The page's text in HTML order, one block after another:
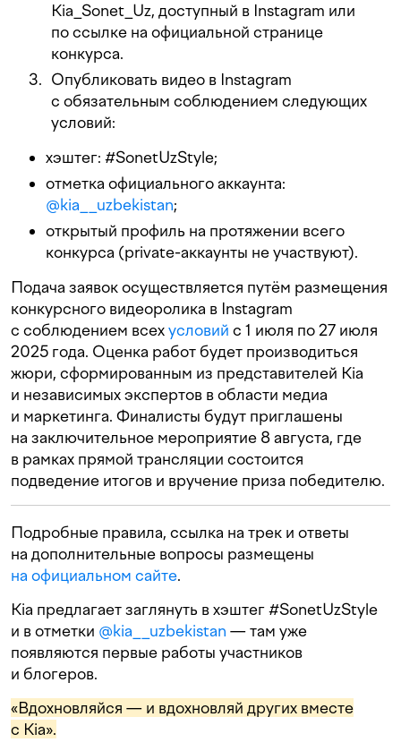
Kia_Sonet_Uz, доступный в Instagram или
по ссылке на официальной странице
конкурса.
Опубликовать видео в Instagram
с обязательным соблюдением следующих
условий:
хэштег: #SonetUzStyle;
отметка официального аккаунта:
@kia__uzbekistan;
открытый профиль на протяжении всего
конкурса (private-аккаунты не участвуют).
Подача заявок осуществляется путём размещения
конкурсного видеоролика в Instagram
с соблюдением всехусловий с 1 июля по 27 июля
2025 года. Оценка работ будет производиться
жюри, сформированным из представителей Kia
и независимых экспертов в области медиа
и маркетинга. Финалисты будут приглашены
на заключительное мероприятие 8 августа, где
в рамках прямой трансляции состоится
подведение итогов и вручение приза победителю.
Подробные правила, ссылка на трек и ответы
на дополнительные вопросы размещены
на официальном сайте.
Kia предлагает заглянуть в хэштег #SonetUzStyle
и в отметки @kia__uzbekistan — там уже
появляются первые работы участников
и блогеров.
«Вдохновляйся — и вдохновляй других вместе
с Kia».